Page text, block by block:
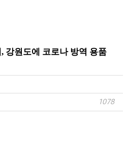
강원도에 코로나 방역 용품
1078